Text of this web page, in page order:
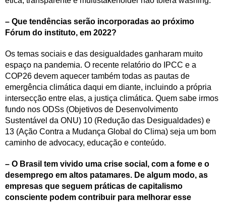
– Que tendências serão incorporadas ao próximo
Fórum do instituto, em 2022?
Os temas sociais e das desigualdades ganharam muito
espaço na pandemia. O recente relatório do IPCC e a
COP26 devem aquecer também todas as pautas de
emergência climática daqui em diante, incluindo a própria
intersecção entre elas, a justiça climática. Quem sabe irmos
fundo nos ODSs (Objetivos de Desenvolvimento
Sustentável da ONU) 10 (Redução das Desigualdades) e
13 (Ação Contra a Mudança Global do Clima) seja um bom
caminho de advocacy, educação e conteúdo.
– O Brasil tem vivido uma crise social, com a fome e o
desemprego em altos patamares. De algum modo, as
empresas que seguem práticas de capitalismo
consciente podem contribuir para melhorar esse